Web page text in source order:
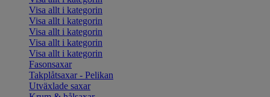
Visa allt i kategorin
Visa allt i kategorin
Visa allt i kategorin
Visa allt i kategorin
Visa allt i kategorin
Fasonsaxar
Takplåtsaxar - Pelikan
Utväxlade saxar